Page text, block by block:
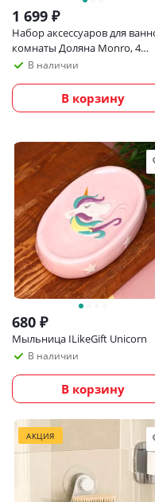
1 699 ₽
Набор аксессуаров для
комнаты Доляна Monro, 4
предмета
В наличии
В корзину
680 ₽
Мыльница ILikeGift Unicorn
В наличии
В корзину
АКЦИЯ